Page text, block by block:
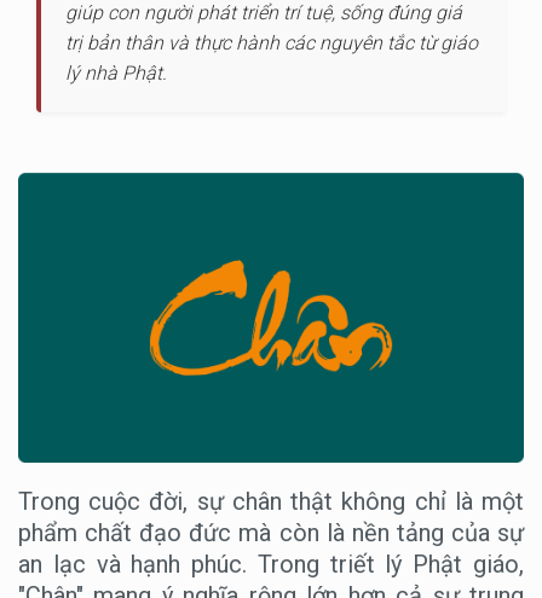
giúp con người phát triển trí tuệ, sống đúng giá
trị bản thân và thực hành các nguyên tắc từ giáo
lý nhà Phật.
Trong cuộc đời, sự chân thật không chỉ là một
phẩm chất đạo đức mà còn là nền tảng của sự
an lạc và hạnh phúc. Trong triết lý Phật giáo,